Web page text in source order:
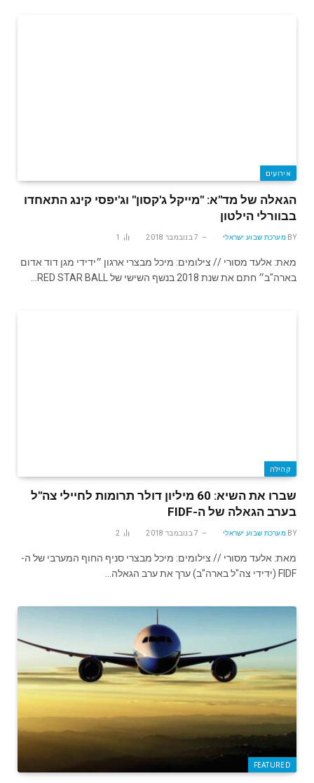
אירועים
הגאלה של מד"א: "מייקל ג'קסון" וג'יפסי קינג התאחדו
בבוורלי הילטון
BY מערכת שבוע ישראלי 7 בנובמבר 2018 1
מאת: אלעד מסורי // צילומים: מיכל מבצרי ארגון ״ידידי מגן דוד אדום
בארה"ב״ חתם את שנת 2018 בנשף השישי של RED STAR BALL…
קהילה
שברו את השיא: 60 מיליון דולר תרומות לחיילי צה"ל
בערב הגאלה של ה-FIDF
BY מערכת שבוע ישראלי 7 בנובמבר 2018 2
מאת: אלעד מסורי // צילומים: מיכל מבצרי סניף החוף המערבי של ה-
FIDF (ידידי צה"ל בארה"ב) ערך את ערב הגאלה…
FEATURED